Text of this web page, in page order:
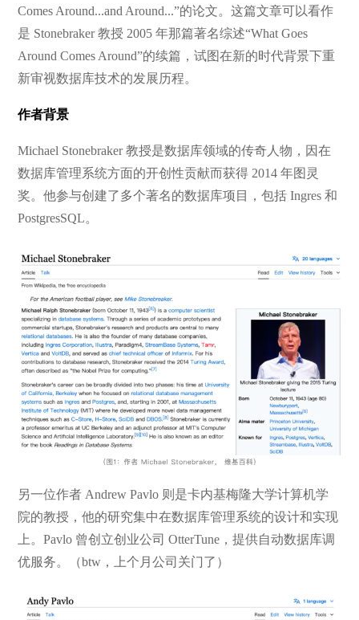
Comes Around...and Around...”的论文。这篇文章可以看作
是 Stonebraker 教授 2005 年那篇著名综述“What Goes
Around Comes Around”的续篇，试图在新的时代背景下重
新审视数据库技术的发展历程。
作者背景
Michael Stonebraker 教授是数据库领域的传奇人物，因在
数据库管理系统方面的开创性贡献而获得 2014 年图灵
奖。他参与创建了多个著名的数据库项目，包括 Ingres 和
PostgresSQL。
另一位作者 Andrew Pavlo 则是卡内基梅隆大学计算机学
院的教授，他的研究集中在数据库管理系统的设计和实现
上。Pavlo 曾创立创业公司 OtterTune，提供自动数据库调
优服务。（btw，上个月公司关门了）